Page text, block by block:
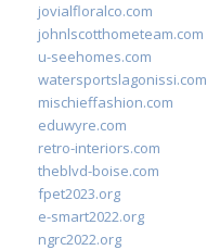
jovialfloralco.com
johnlscotthometeam.com
u-seehomes.com
watersportslagonissi.com
mischieffashion.com
eduwyre.com
retro-interiors.com
theblvd-boise.com
fpet2023.org
e-smart2022.org
ngrc2022.org